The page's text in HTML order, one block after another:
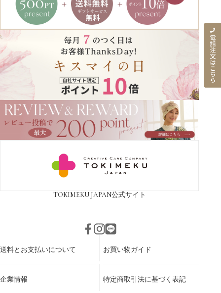
TOKIMEKU JAPAN公式サイト
送料とお支払いについて お買い物ガイド
企業情報 特定商取引法に基づく表記